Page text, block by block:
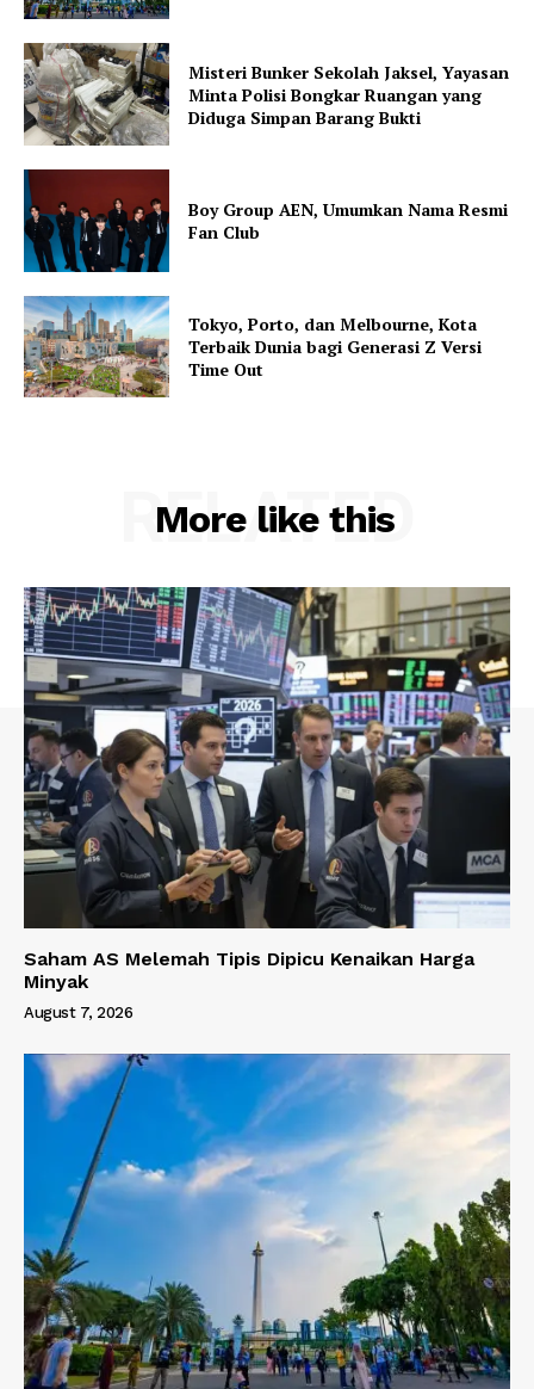
Misteri Bunker Sekolah Jaksel, Yayasan
Minta Polisi Bongkar Ruangan yang
Diduga Simpan Barang Bukti
Boy Group AEN, Umumkan Nama Resmi
Fan Club
Tokyo, Porto, dan Melbourne, Kota
Terbaik Dunia bagi Generasi Z Versi
Time Out
More like this
RELATED
Saham AS Melemah Tipis Dipicu Kenaikan Harga
Minyak
August 7, 2026